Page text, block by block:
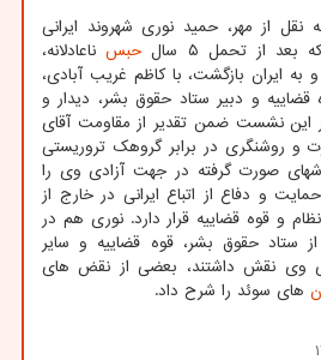
نقل از مهر، حمید نوری شهروند ایرانی
از تحمل ۵ سال حبسناعادلانه،
به ایران بازگشت، با کاظم غریب آبادی،
قضاییه و دبیر ستاد حقوق بشر، دیدار و
این نشست ضمن تقدیر از مقاومت آقای
سال اسارت و روشنگری در برابر گروهک تروریستی
صورت گرفته در جهت آزادی وی را
و دفاع از اتباع ایرانی در خارج از
و قوه قضاییه قرار دارد. نوری هم در
ستاد حقوق بشر، قوه قضاییه و سایر
وی نقش داشتند، بعضی از نقض های
های سوئد را شرح داد.